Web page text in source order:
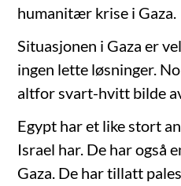
humanitær krise i Gaza.
Situasjonen i Gaza er
ingen lette løsninger.
altfor svart-hvitt bilde
Egypt har et like stort
Israel har. De har også
Gaza. De har tillatt